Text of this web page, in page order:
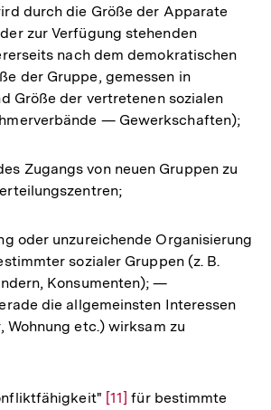
durch die Größe der Apparate
zur Verfügung stehenden
nach dem demokratischen
der Gruppe, gemessen in
Größe der vertretenen sozialen
— Gewerkschaften);
Zugangs von neuen Gruppen zu
oder unzureichende Organisierung
sozialer Gruppen (z. B.
Konsumenten); —
die allgemeinsten Interessen
Wohnung etc.) wirksam zu
Zur
[11] für bestimmte